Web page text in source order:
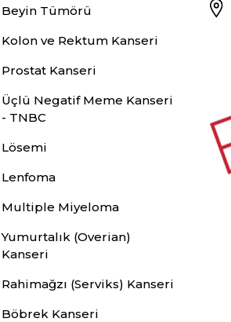
Beyin Tümörü
Kolon ve Rektum Kanseri
Prostat Kanseri
Üçlü Negatif Meme Kanseri
- TNBC
Lösemi
Lenfoma
Multiple Miyeloma
Yumurtalık (Overian)
Kanseri
Rahimağzı (Serviks) Kanseri
Böbrek Kanseri